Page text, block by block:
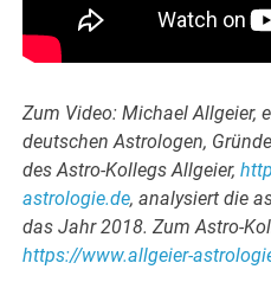
Zum Video: Michael Allgeier,
deutschen Astrologen,
des Astro-Kollegs Allgeier,
astrologie.de, analysiert die
das Jahr 2018. Zum Astro-
https://www.allgeier-